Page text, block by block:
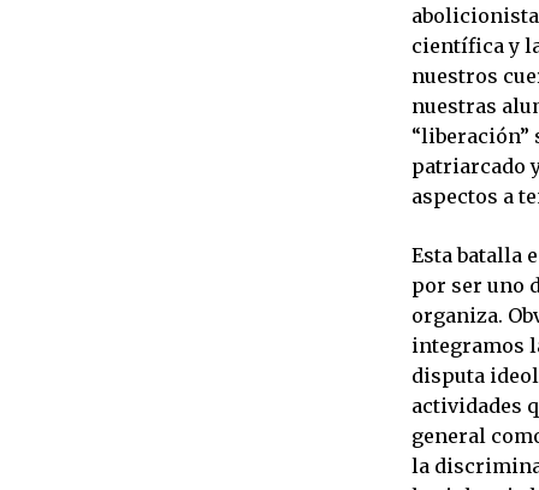
científica y
nuestros
nuestras
“liberación”
patriarcado
aspectos a
Esta batalla
por ser uno
organiza.
integramos
disputa
actividades
general
la